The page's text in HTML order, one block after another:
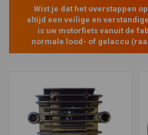
Wist je dat het overstappen
altijd een veilige en
is uw motorfiets vanuit de
normale lood- of gelaccu